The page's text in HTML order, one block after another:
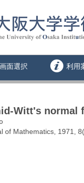
面選択 利用
Witt's normal
of Mathematics, 1971,